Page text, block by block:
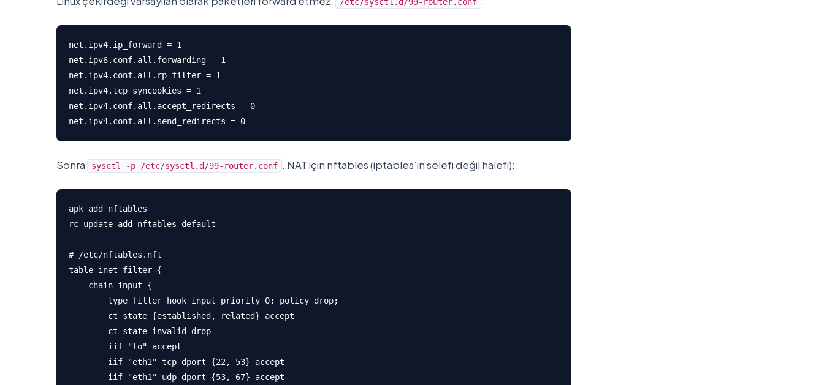
net.ipv4.ip_forward = 1
net.ipv6.conf.all.forwarding = 1
net.ipv4.conf.all.rp_filter = 1
net.ipv4.tcp_syncookies = 1
net.ipv4.conf.all.accept_redirects = 0
net.ipv4.conf.all.send_redirects = 0
Sonra sysctl -p /etc/sysctl.d/99-router.conf . NAT için nftables (iptables’ın selefi değil halefi):
apk add nftables
rc-update add nftables default
# /etc/nftables.nft
table inet filter {
    chain input {
        type filter hook input priority 0; policy drop;
        ct state {established, related} accept
        ct state invalid drop
        iif "lo" accept
        iif "eth1" tcp dport {22, 53} accept
        iif "eth1" udp dport {53, 67} accept